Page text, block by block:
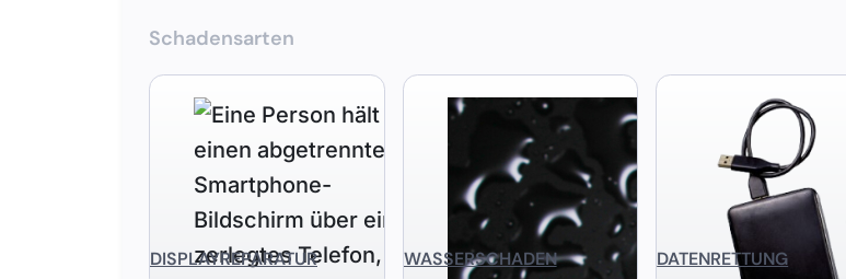
Schadensarten
DISPLAYREPARATUR WASSERSCHADEN DATENRETTUNG